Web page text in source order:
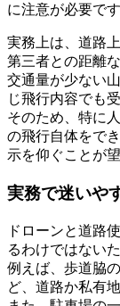
に注意が必要です
実務上は、道路
第三者との距離
交通量が少ない
じ飛行内容でも
そのため、特に
の飛行自体をで
示を仰ぐことが
実務で迷いや
ドローンと道路
るわけではない
例えば、歩道脇
ど、道路か私有